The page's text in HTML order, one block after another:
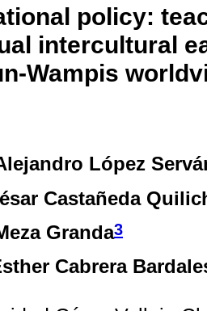
policy:
intercultural
Wampis
López
Castañeda
Granda3
Cabrera